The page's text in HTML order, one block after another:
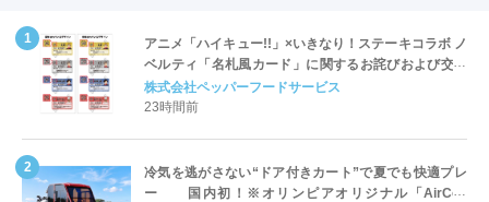
アニメ「ハイキュー!!」×いきなり！ステーキコラボ ノ
ベルティ「名札風カード」に関するお詫びおよび交換
対応についてのご案内
株式会社ペッパーフードサービス
23時間前
冷気を逃がさない“ドア付きカート”で夏でも快適プレ
ー 国内初！※オリンピアオリジナル「AirCon